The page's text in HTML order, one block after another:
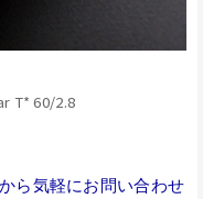
T* 60/2.8
から気軽にお問い合わせ